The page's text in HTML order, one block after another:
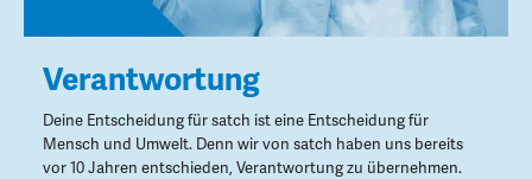
Verantwortung
Deine Entscheidung für satch ist eine Entscheidung für
Mensch und Umwelt. Denn wir von satch haben uns bereits
vor 10 Jahren entschieden, Verantwortung zu übernehmen.